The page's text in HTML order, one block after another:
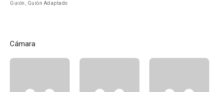
Guión, Guión Adaptado
Cámara